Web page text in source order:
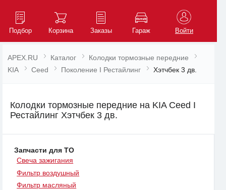
Подбор Корзина Заказы Гараж Войти
APEX.RU Каталог
Колодки тормозные передние
KIA
Ceed Поколение I Рестайлинг Хэтчбек 3 дв.
Колодки тормозные передние на KIA Ceed I
Рестайлинг Хэтчбек 3 дв.
Запчасти для ТО
Свеча зажигания
Фильтр воздушный
Фильтр масляный